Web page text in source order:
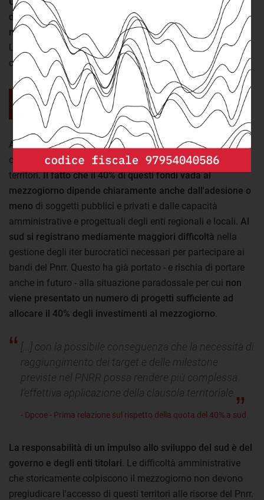
destinazione territoriale considerate dal Dpcoe
nell'analisi, sono frutto di stime
, non di fondi già ripartiti.
Un aspetto che ovviamente può influenzare di molto il
calcolo della quota mezzogiorno.
Gli enti locali del sud hanno difficoltà
a gestire e aderire ai bandi.
Altra questione è quella relativa alle risorse di investimenti
che, a seguito dibandi e gare , vengono distribuite tra i
territori.Il fatto che il 40% di questi fondi vada al
mezzogiorno dipende chiaramente anche dall'adesione o
meno di soggetti pubblici e privati e dalle capacità
amministrative e progettuali degli enti regionali e locali. Al
sud si registrano mediamente maggiori difficoltà nella
gestione degli iter burocratici necessari per partecipare ai
bandi del Pnrr. Questo ha già portato - e rischia di portare
anche in futuro - alla situazione paradossale per cui non
viene presentato un numero di progetti sufficiente ad
allocare il 40% degli investimenti al mezzogiorno
[...] con la possibile conseguenza che la necessità di
raggiungimento dei target e delle milestone
previste nel PNRR possa rendere più complessa
l’effettiva applicazione della clausola territoriale.
- Dpcoe - Prima relazione sul rispetto della quota del 40% a sud
La responsabilità di un impulso allo sviluppo del sud è del
governo e degli enti titolari . Le difficoltà amministrative
che storicamente colpiscono il mezzogiorno non devono
pregiudicare l'accesso di questi territori alle risorse del Pnrr.